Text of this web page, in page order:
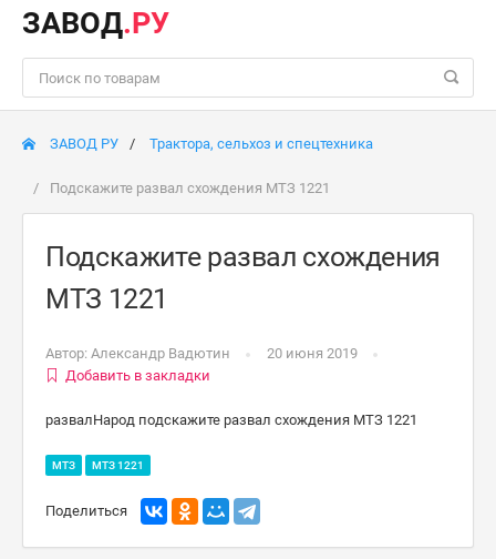
ЗАВОД.РУ
ЗАВОД РУ Трактора, сельхоз и спецтехника
Подскажите развал схождения МТЗ 1221
Подскажите развал схождения
МТЗ 1221
Автор: Александр Вадютин
20 июня 2019
Добавить в закладки
развалНарод подскажите развал схождения МТЗ 1221
МТЗ МТЗ 1221
Поделиться